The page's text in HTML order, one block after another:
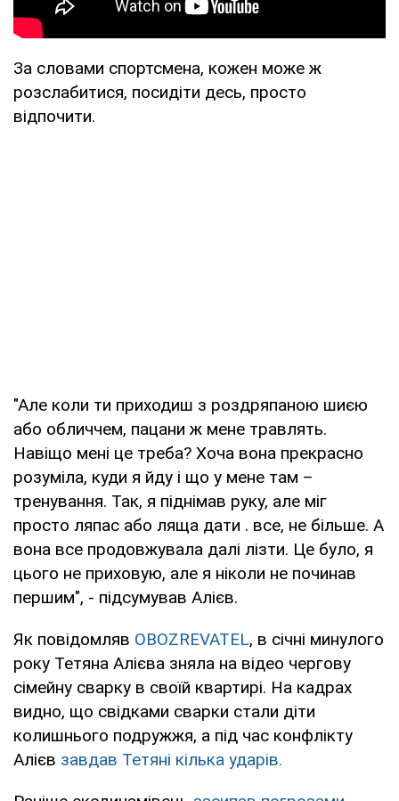
За словами спортсмена, кожен може ж
розслабитися, посидіти десь, просто
відпочити.
"Але коли ти приходиш з роздряпаною шиєю
або обличчем, пацани ж мене травлять.
Навіщо мені це треба? Хоча вона прекрасно
розуміла, куди я йду і що у мене там –
тренування. Так, я піднімав руку, але міг
просто ляпас або ляща дати . все, не більше. А
вона все продовжувала далі лізти. Це було, я
цього не приховую, але я ніколи не починав
першим", - підсумував Алієв.
Як повідомляв OBOZREVATEL, в січні минулого
року Тетяна Алієва зняла на відео чергову
сімейну сварку в своїй квартирі. На кадрах
видно, що свідками сварки стали діти
колишнього подружжя, а під час конфлікту
Алієв завдав Тетяні кілька ударів.